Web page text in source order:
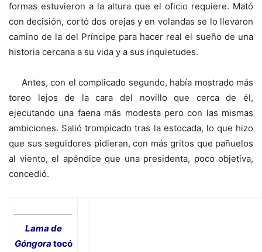
formas estuvieron a la altura que el oficio requiere. Mató
con decisión, cortó dos orejas y en volandas se lo llevaron
camino de la del Príncipe para hacer real el sueño de una
historia cercana a su vida y a sus inquietudes.
Antes, con el complicado segundo, había mostrado más
toreo lejos de la cara del novillo que cerca de él,
ejecutando una faena más modesta pero con las mismas
ambiciones. Salió trompicado tras la estocada, lo que hizo
que sus seguidores pidieran, con más gritos que pañuelos
al viento, el apéndice que una presidenta, poco objetiva,
concedió.
Lama de
Góngora tocó